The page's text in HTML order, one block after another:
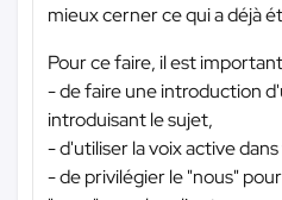
mieux cerner ce qui a déjà
Pour ce faire, il est
- de faire une introduction
introduisant le sujet,
- d'utiliser la voix active
- de privilégier le "nous"